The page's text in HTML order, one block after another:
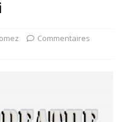
Commentaires